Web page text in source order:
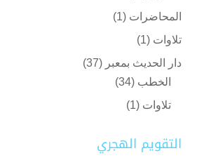
المحاضرات (1)
تلاوات (1)
دار الحديث بمعبر (37)
الخطب (34)
تلاوات (1)
التقويم الهجري